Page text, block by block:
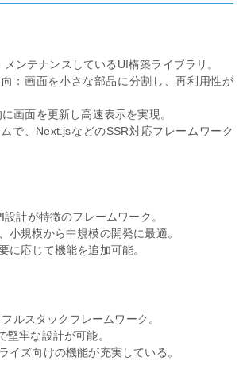
メンテナンスしているUI構築ライブラリ。
向：画面を小さな部品に分割し、再利用性が
画面を更新し高速表示を実現。
で、Next.jsなどのSSR対応フレームワーク
設計が特徴のフレームワーク。
小規模から中規模の開発に最適。
に応じて機能を追加可能。
ルスタックフレームワーク。
堅牢な設計が可能。
イズ向けの機能が充実している。